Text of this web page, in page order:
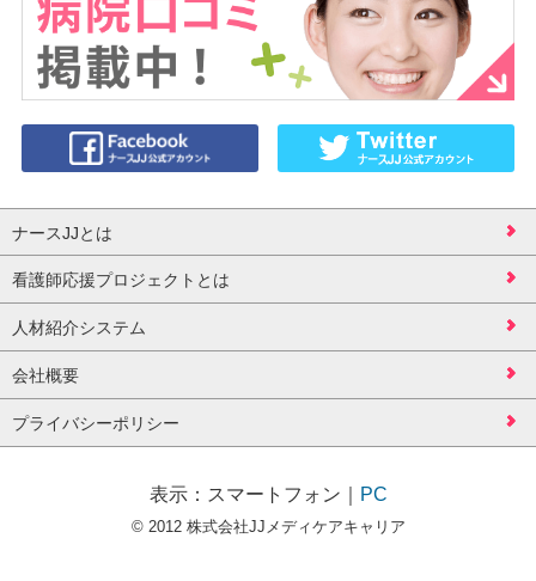
ナースJJとは
看護師応援プロジェクトとは
人材紹介システム
会社概要
プライバシーポリシー
表示： スマートフォン PC
© 2012 株式会社JJメディケアキャリア